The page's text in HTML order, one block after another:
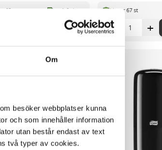
Om
besöker webbplatser kunna
och som innehåller information
utan består endast av text
två typer av cookies.
65 st ca 1-2 dagar
KÖP
I lager 67 st
- +